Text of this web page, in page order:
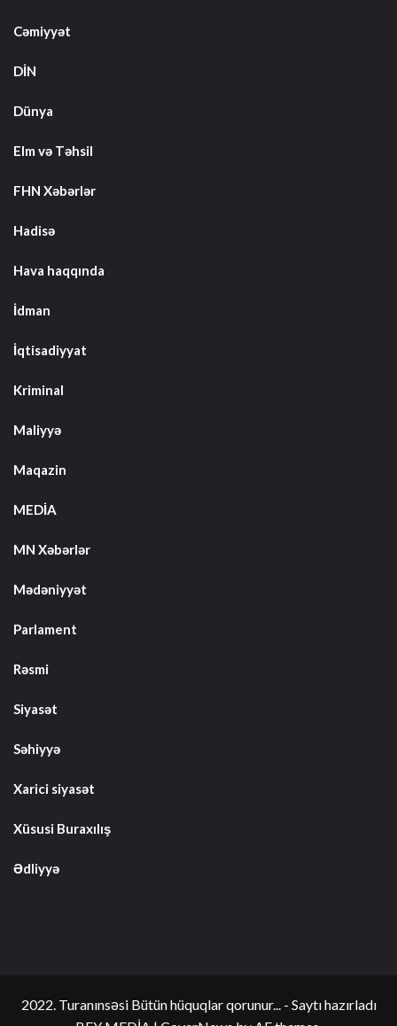
Cəmiyyət
DİN
Dünya
Elm və Təhsil
FHN Xəbərlər
Hadisə
Hava haqqında
İdman
İqtisadiyyat
Kriminal
Maliyyə
Maqazin
MEDİA
MN Xəbərlər
Mədəniyyət
Parlament
Rəsmi
Siyasət
Səhiyyə
Xarici siyasət
Xüsusi Buraxılış
Ədliyyə
2022. Turanınsəsi Bütün hüquqlar qorunur... - Saytı hazırladı